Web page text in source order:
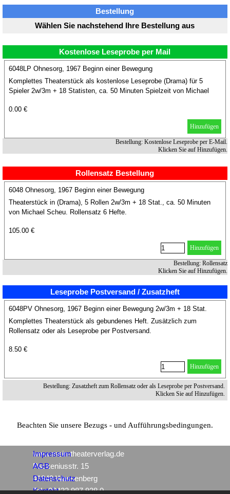
Bestellung
Wählen Sie nachstehend Ihre Bestellung aus
Kostenlose Leseprobe per Mail
6048LP Ohnesorg, 1967 Beginn einer Bewegung
Komplettes Theaterstück als kostenlose Leseprobe (Drama) für 5
Spieler 2w/3m + 18 Statisten, ca. 50 Minuten Spielzeit von Michael
0.00 €
Hinzufügen
Bestellung: Kostenlose Leseprobe per E-Mail.
Klicken Sie auf Hinzufügen.
Rollensatz Bestellung
6048 Ohnesorg, 1967 Beginn einer Bewegung
Theaterstück in (Drama), 5 Rollen 2w/3m + 18 Stat., ca. 50 Minuten
von Michael Scheu. Rollensatz 6 Hefte.
105.00 €
Hinzufügen
Bestellung: Rollensatz
Klicken Sie auf Hinzufügen.
Leseprobe Postversand / Zusatzheft
6048PV Ohnesorg, 1967 Beginn einer Bewegung 2w/3m + 18 Stat.
Komplettes Theaterstück als gebundenes Heft. Zusätzlich zum
Rollensatz oder als Leseprobe per Postversand.
8.50 €
Hinzufügen
Bestellung: Zusatzheft zum Rollensatz oder als Leseprobe per Postversand.
Klicken Sie auf Hinzufügen.
Beachten Sie unsere Bezugs - und Aufführungsbedingungen.
www.mein-theaterverlag.de
Packeniusstr. 15
41849 Wassenberg
Tel.: 02432 987 928 0
Impressum
AGB
Datenschutz
Kontakt